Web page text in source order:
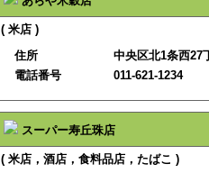
( 米店 )
住所
中央区北1条西27
電話番号
011-621-1234
スーパー寿丘珠店
( 米店，酒店，食料品店，たばこ )